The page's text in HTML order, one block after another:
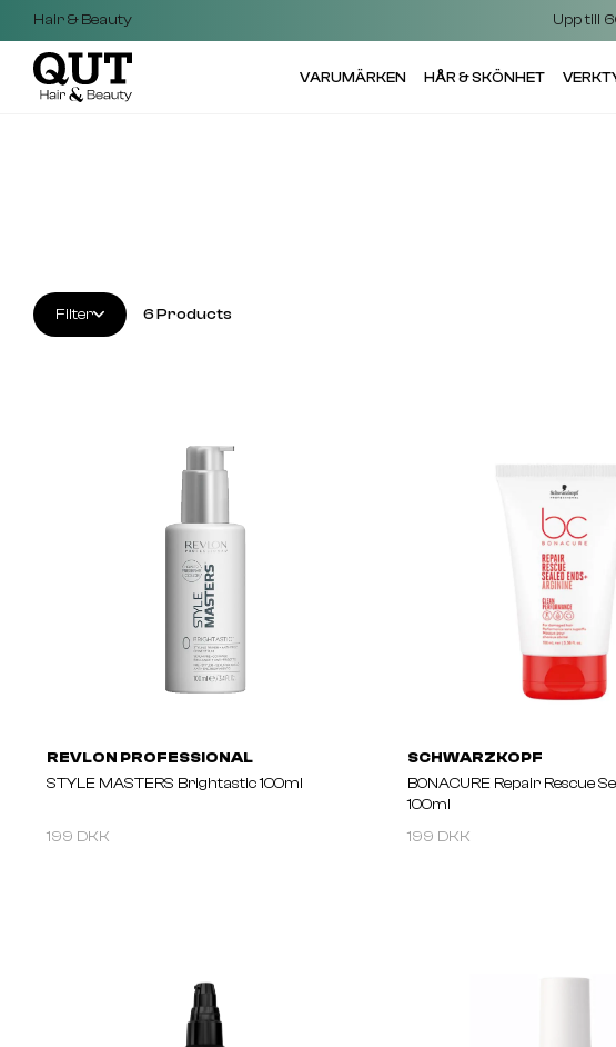
Hair & Beauty Upp till
VARUMÄRKEN HÅR & SKÖNHET
Filter 6Products
REVLON PROFESSIONAL
STYLE MASTERS Brightastic 100ml
199 DKK
SCHWARZKOPF
BONACURE Repair Rescue
100ml
199 DKK